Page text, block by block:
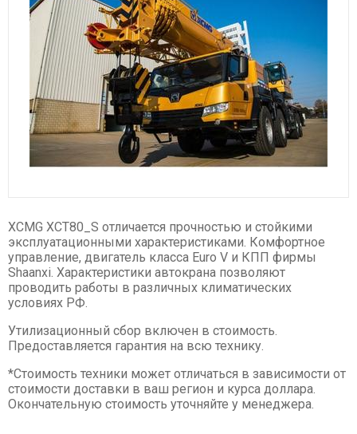
Экскаваторы
Экскаваторы-погрузчики
Спецтехника XCMG
Буровые установки
Карьерные самосвалы
Ресайклеры
Асфальтоукладчики
Телескопические погрузчики
Катки
Фронтальные погрузчики
Экскаваторы
Автокраны
Гусеничные краны
Ножничные подъемники
XCMG XCT80_S отличается прочностью и стойкими
эксплуатационными характеристиками. Комфортное
управление, двигатель класса Euro V и КПП фирмы
Shaanxi. Характеристики автокрана позволяют
проводить работы в различных климатических
условиях РФ.
Утилизационный сбор включен в стоимость.
Предоставляется гарантия на всю технику.
*Стоимость техники может отличаться в зависимости от
стоимости доставки в ваш регион и курса доллара.
Окончательную стоимость уточняйте у менеджера.